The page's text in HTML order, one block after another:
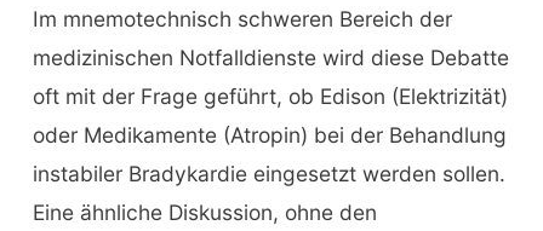
Im mnemotechnisch schweren Bereich der
medizinischen Notfalldienste wird diese Debatte
oft mit der Frage geführt, ob Edison (Elektrizität)
oder Medikamente (Atropin) bei der Behandlung
instabiler Bradykardie eingesetzt werden sollen.
Eine ähnliche Diskussion, ohne den